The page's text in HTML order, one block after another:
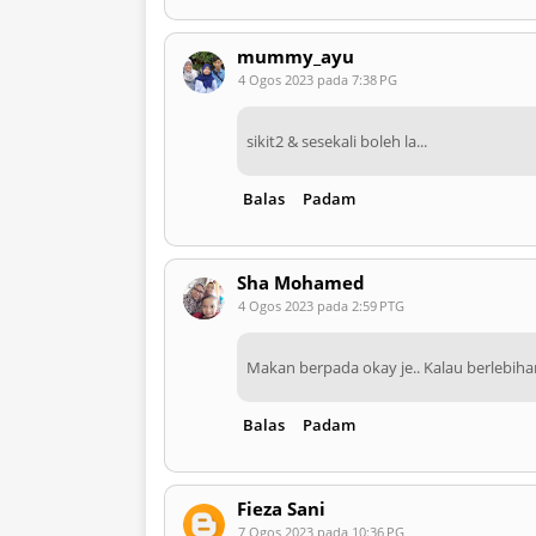
mummy_ayu
4 Ogos 2023 pada 7:38 PG
sikit2 & sesekali boleh la...
Balas Padam
Sha Mohamed
4 Ogos 2023 pada 2:59 PTG
Makan berpada okay je.. Kalau
Balas Padam
Fieza Sani
7 Ogos 2023 pada 10:36 PG